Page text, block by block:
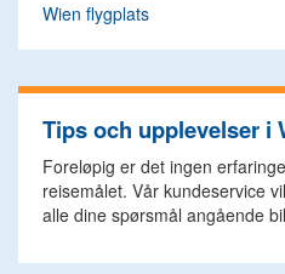
Wien flygplats
Tips och upplevelser i
Foreløpig er det ingen
reisemålet. Vår kundeservice
alle dine spørsmål angående